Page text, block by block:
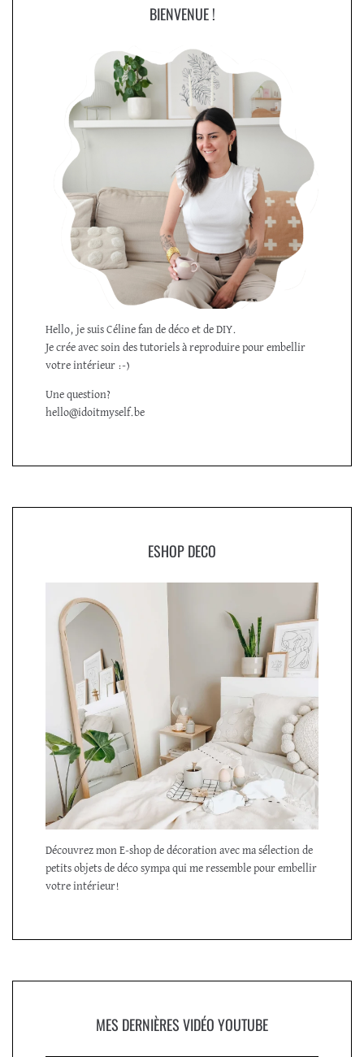
BIENVENUE !
Hello, je suis Céline fan de déco et de DIY.
Je crée avec soin des tutoriels à reproduire pour embellir
votre intérieur :-)
Une question?
hello@idoitmyself.be
ESHOP DECO
Découvrez mon E-shop de décoration avec ma sélection de
petits objets de déco sympa qui me ressemble pour embellir
votre intérieur!
MES DERNIÈRES VIDÉO YOUTUBE